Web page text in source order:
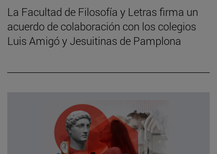
La Facultad de Filosofía y Letras firma un
acuerdo de colaboración con los colegios
Luis Amigó y Jesuitinas de Pamplona